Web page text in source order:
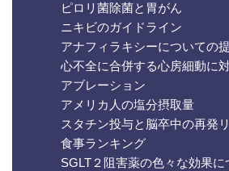
ピロリ菌除菌と胃がん
ニキビのガイドライン
アナフィラキシーについての
心不全に合併する心房細動に
アブレーション
アメリカ人の塩分摂取量
スタチン投与と脳卒中の再発
食事ランキング
SGLT２阻害薬の色々な効果